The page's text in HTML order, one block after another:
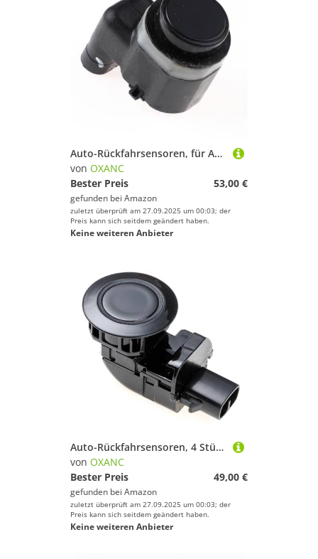
Auto-Rückfahrsensoren, für A3 2009-2013 Rückfahrradar-PDC-Parksensor 1S0919275D 4H0919275A
von OXANC
Bester Preis
53,00 €
gefunden bei Amazon
zuletzt überprüft am 27.09.2025 um 00:03; der
Preis kann sich seitdem geändert haben.
Keine weiteren Anbieter
Auto-Rückfahrsensoren, 4 Stück, 89341-50050, 8934150050, 89341-50020, für Toyota FJ für Cruiser 2004, 2005, 2006, Ultraschall-PDC-Einparkhilfesensor (Silber)
von OXANC
Bester Preis
49,00 €
gefunden bei Amazon
zuletzt überprüft am 27.09.2025 um 00:03; der
Preis kann sich seitdem geändert haben.
Keine weiteren Anbieter